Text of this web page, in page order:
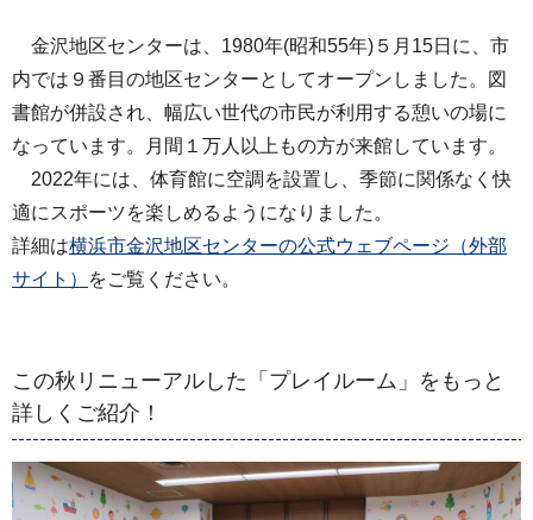
金沢地区センターは、1980年(昭和55年)５月15日に、市
内では９番目の地区センターとしてオープンしました。図
書館が併設され、幅広い世代の市民が利用する憩いの場に
なっています。月間１万人以上もの方が来館しています。
2022年には、体育館に空調を設置し、季節に関係なく快
適にスポーツを楽しめるようになりました。
詳細は横浜市金沢地区センターの公式ウェブページ（外部
サイト）
をご覧ください。
この秋リニューアルした「プレイルーム」をもっと
詳しくご紹介！